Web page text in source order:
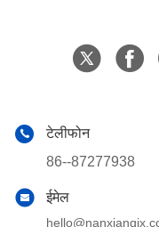
टेलीफोन
86--87277938
ईमेल